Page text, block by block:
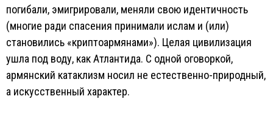
погибали, эмигрировали, меняли свою идентичность
(многие ради спасения принимали ислам и (или)
становились «криптоармянами»). Целая цивилизация
ушла под воду, как Атлантида. С одной оговоркой,
армянский катаклизм носил не естественно-природный,
а искусственный характер.